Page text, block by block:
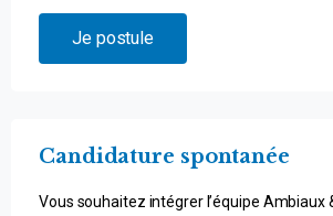
Je postule
Candidature spontanée
Vous souhaitez intégrer l’équipe Ambiaux